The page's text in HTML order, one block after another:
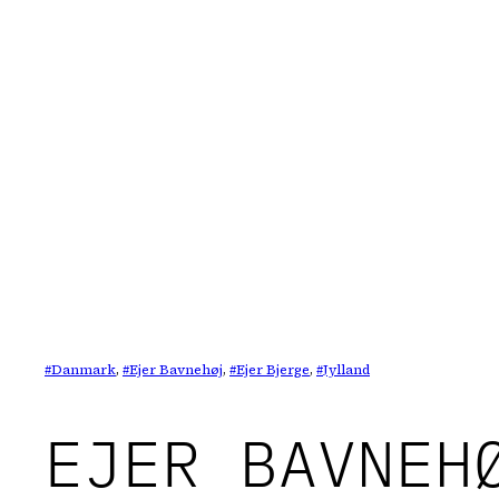
Danmark, Ejer Bavnehøj, Ejer Bjerge, Jylland
EJER